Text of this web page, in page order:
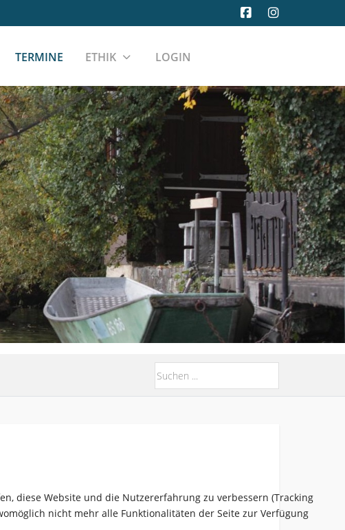
TERMINE ETHIK LOGIN
diese Website und die Nutzererfahrung zu verbessern (Tracking
nicht mehr alle Funktionalitäten der Seite zur Verfügung